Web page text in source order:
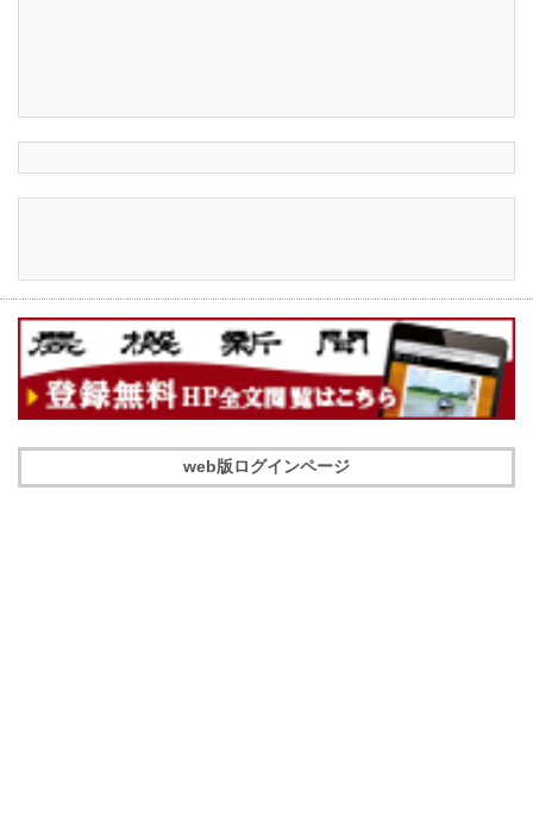
web版ログインページ